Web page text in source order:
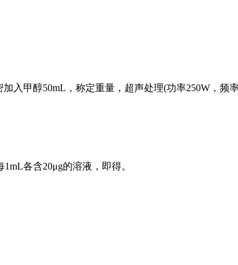
入甲醇50mL，称定重量，超声处理(功率250W，频
各含20μg的溶液，即得。